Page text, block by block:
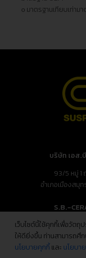
ᴏ มาตรฐานเทียบเท่า
บริษัท เอส.
93/5 หมู่ 1
อำเภอเมืองส
S.B.-
93/5 Moo.1,
Mueang Samut
เว็บไซต์นี้ใช้คุกกี้เพื่อวัต
ให้ดียิ่งขึ้น ท่านสามารถศึ
นโยบายคุกกี้และ นโยบา